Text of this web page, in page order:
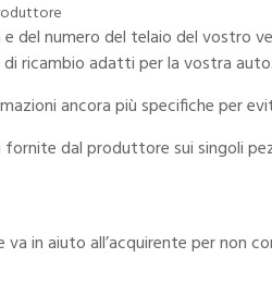
del numero del telaio del vostro
ricambio adatti per la vostra auto.
ancora più specifiche per
dal produttore sui singoli
in aiuto all’acquirente per non